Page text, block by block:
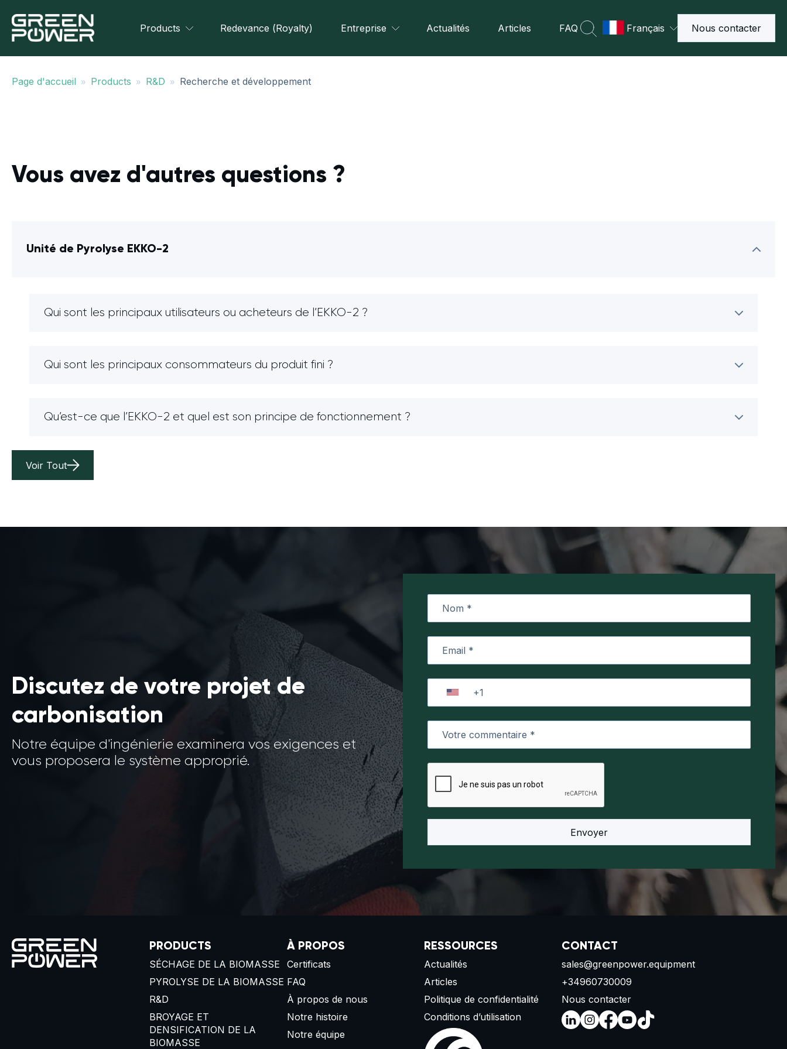
Products Redevance (Royalty) Entreprise Actualités Articles FAQ Français Nous contacter
Page d'accueil » Products » R&D » Recherche et développement
Vous avez d'autres questions ?
Unité de Pyrolyse EKKO-2
Qui sont les principaux utilisateurs ou acheteurs de l’EKKO-2 ?
Qui sont les principaux consommateurs du produit fini ?
Qu’est-ce que l’EKKO-2 et quel est son principe de fonctionnement ?
Voir Tout
Discutez de votre projet de
carbonisation
Notre équipe d'ingénierie examinera vos exigences et
vous proposera le système approprié.
PRODUCTS
SÉCHAGE DE LA BIOMASSE
PYROLYSE DE LA BIOMASSE
R&D
BROYAGE ET
DENSIFICATION DE LA
BIOMASSE
À PROPOS
Certificats
FAQ
À propos de nous
Notre histoire
Notre équipe
RESSOURCES
Actualités
Articles
Politique de confidentialité
Conditions d’utilisation
CONTACT
sales@greenpower.equipment
+34960730009
Nous contacter